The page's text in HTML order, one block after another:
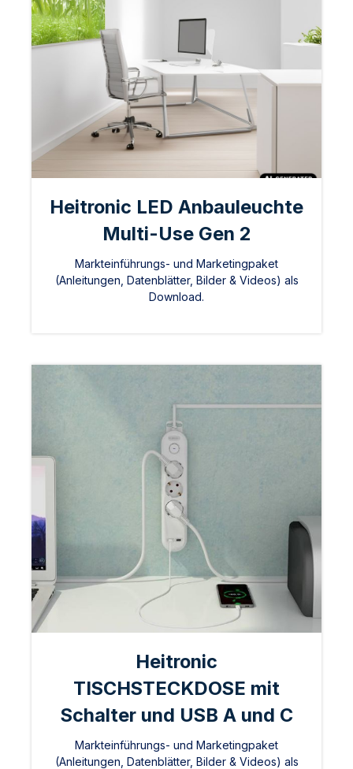
Heitronic LED Anbauleuchte
Multi-Use Gen 2
Markteinführungs- und Marketingpaket
(Anleitungen, Datenblätter, Bilder & Videos) als
Download.
Heitronic
TISCHSTECKDOSE mit
Schalter und USB A und C
Markteinführungs- und Marketingpaket
(Anleitungen, Datenblätter, Bilder & Videos) als